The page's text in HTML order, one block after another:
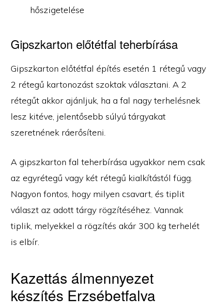
hőszigetelése
Gipszkarton előtétfal teherbírása
Gipszkarton előtétfal építés esetén 1 rétegű vagy
2 rétegű kartonozást szoktak választani. A 2
rétegűt akkor ajánljuk, ha a fal nagy terhelésnek
lesz kitéve, jelentősebb súlyú tárgyakat
szeretnének ráerősíteni.
A gipszkarton fal teherbírása ugyakkor nem csak
az egyrétegű vagy két rétegű kialkítástól függ.
Nagyon fontos, hogy milyen csavart, és tiplit
választ az adott tárgy rögzítéséhez. Vannak
tiplik, melyekkel a rögzítés akár 300 kg terhelét
is elbír.
Kazettás álmennyezet
készítés Erzsébetfalva